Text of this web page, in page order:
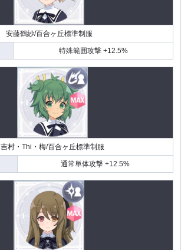
安藤鶴紗/百合ヶ丘標準制服
特殊範囲攻撃 +12.5%
吉村・Thi・梅/百合ヶ丘標準制服
通常単体攻撃 +12.5%